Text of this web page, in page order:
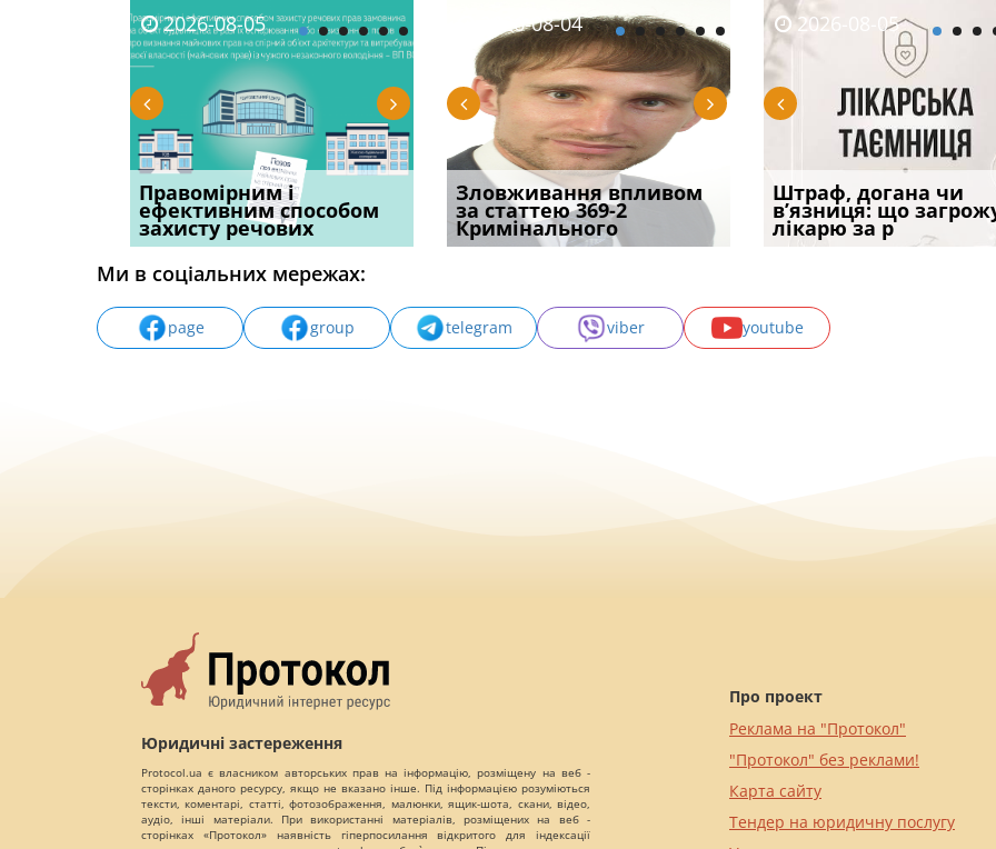
2026-08-05
Правомірним і
ефективним способом
захисту речових
2026-08-05
Суд оштрафував
командира військової
частини за ігн
2026-08-05
Чоловік помер, але
позика залишилася: як
фраза «на
2026-08-03
Водії можуть отримати
компенсацію за
незаконні дії
2026-08-04
Зловживання впливом
за статтею 369-2
Кримінального
2026-08-04
Переоформлення
відстрочки за іншою
підставою: нов
2026-07-23
Скорочення під час
воєнного стану: як діяти
робото
2026-08-05
Штраф, догана чи
в’язниця: що
лікарю за р
2026-07-30
При зарахуванні в
покарання днів
тримання пі
Ми в соціальних мережах:
page group telegram viber youtube
Юридичні застереження
Protocol.ua є власником авторських прав на інформацію, розміщену на веб -
сторінках даного ресурсу, якщо не вказано інше. Під інформацією розуміються
тексти, коментарі, статті, фотозображення, малюнки, ящик-шота, скани, відео,
аудіо, інші матеріали. При використанні матеріалів, розміщених на веб -
сторінках «Протокол» наявність гіперпосилання відкритого для індексації
Про проект
Реклама на "Протокол"
"Протокол" без реклами!
Карта сайту
Тендер на юридичну послугу